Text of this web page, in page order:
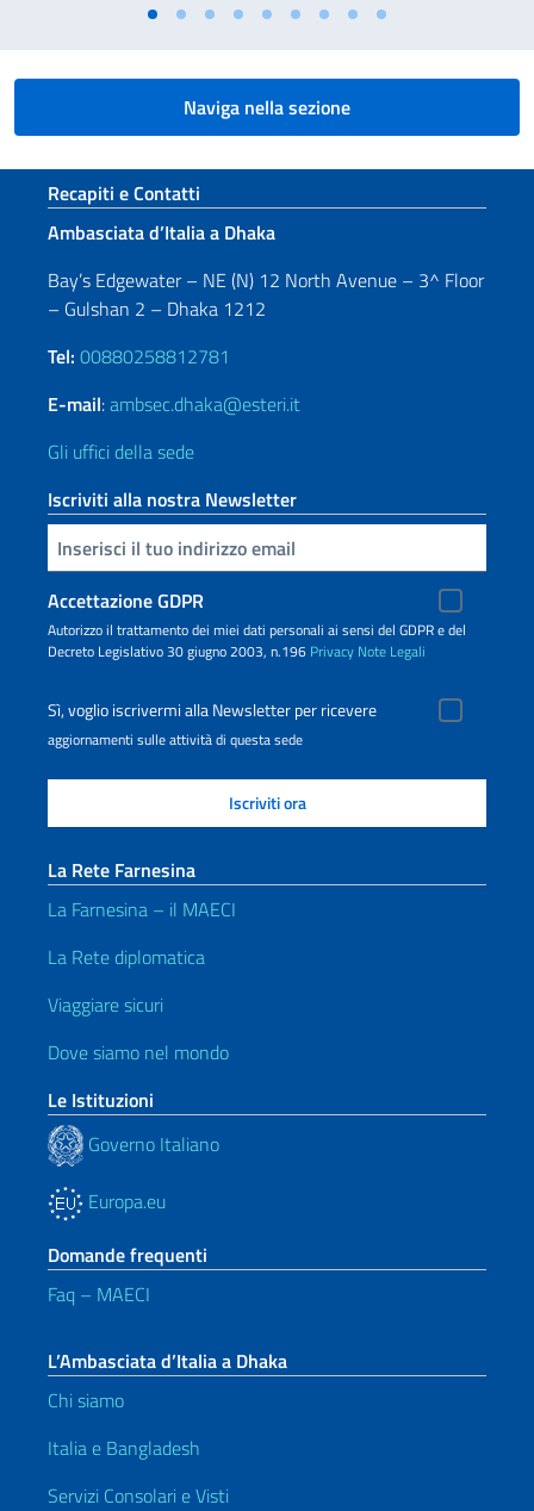
Naviga nella sezione
Sezione footer
Recapiti e Contatti
Ambasciata d’Italia a Dhaka
Bay’s Edgewater – NE (N) 12 North Avenue – 3^ Floor
– Gulshan 2 – Dhaka 1212
Tel: 00880258812781
E-mail:ambsec.dhaka@esteri.it
Gli uffici della sede
Iscriviti alla nostra Newsletter
Inserisci la tua email
Accettazione GDPR
Autorizzo il trattamento dei miei dati personali ai sensi del GDPR e del
Decreto Legislativo 30 giugno 2003, n.196 Privacy Note Legali
Sì, voglio iscrivermi alla Newsletter per ricevere
aggiornamenti sulle attività di questa sede
La Rete Farnesina
La Farnesina – il MAECI
La Rete diplomatica
Viaggiare sicuri
Dove siamo nel mondo
Le Istituzioni
Governo Italiano
Europa.eu
Domande frequenti
Faq – MAECI
L’Ambasciata d’Italia a Dhaka
Chi siamo
Italia e Bangladesh
Servizi Consolari e Visti